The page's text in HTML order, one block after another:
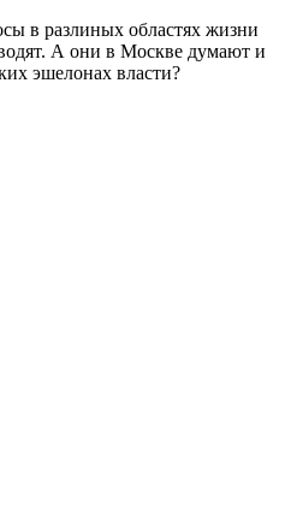
в разлиных областях жизни
А они в Москве думают и
эшелонах власти?